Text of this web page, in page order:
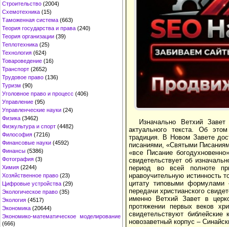
Строительство (2004)
Схемотехника (15)
Таможенная система (663)
Теория государства и права (240)
Теория организации (39)
Теплотехника (25)
Технология (624)
Товароведение (16)
Транспорт (2652)
Трудовое право (136)
Туризм (90)
Уголовное право и процесс (406)
Управление (95)
Управленческие науки (24)
Физика (3462)
Физкультура и спорт (4482)
Философия (7216)
Финансовые науки (4592)
Финансы (5386)
Фотография (3)
Химия (2244)
Хозяйственное право (23)
Цифровые устройства (29)
Экологическое право (35)
Экология (4517)
Экономика (20644)
Экономико-математическое моделирование
(666)
Изначально Ветхий Завет
актуального текста. Об
традиция. В Новом Завете
писаниями, «Святыми
«все Писание
свидетельствует об
период во всей полноте
нравоучительную истинность
цитату типовыми формулами
передачи христианского
именно Ветхий Завет в
протяжении первых веков
свидетельствуют
новозаветный корпус –